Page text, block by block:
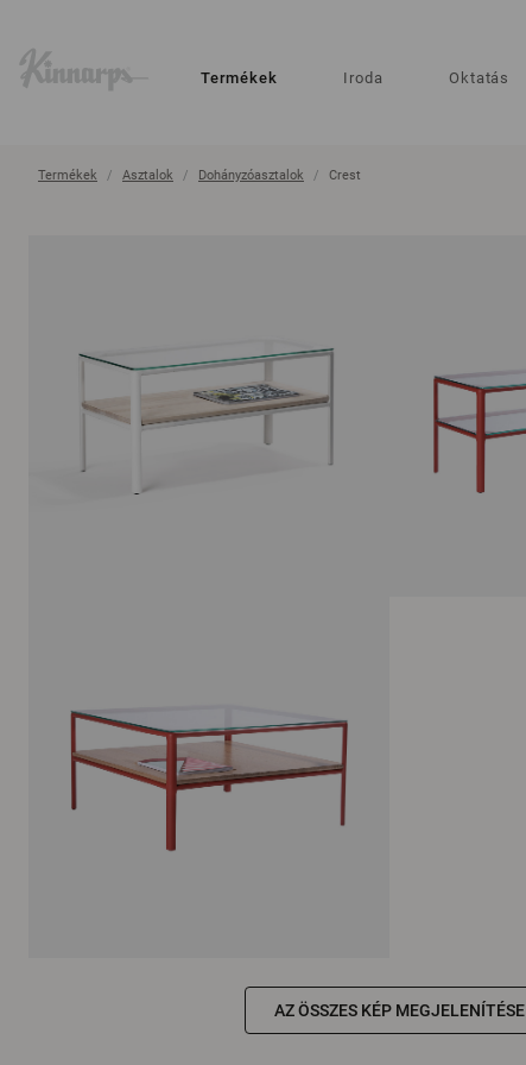
Termékek Iroda Oktatás
Termékek Asztalok Dohányzóasztalok Crest
AZ ÖSSZES KÉP MEGJELENÍTÉSE